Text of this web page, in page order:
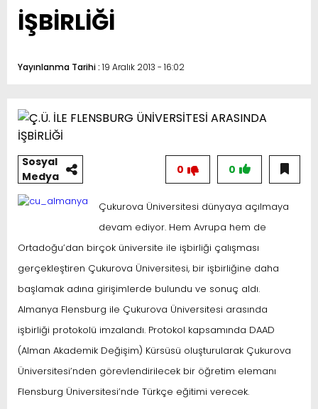
İŞBİRLİĞİ
Yayınlanma Tarihi : 19 Aralık 2013 - 16:02
Sosyal
Medya
0
0
Çukurova Üniversitesi dünyaya açılmaya
devam ediyor. Hem Avrupa hem de
Ortadoğu’dan birçok üniversite ile işbirliği çalışması
gerçekleştiren Çukurova Üniversitesi, bir işbirliğine daha
başlamak adına girişimlerde bulundu ve sonuç aldı.
Almanya Flensburg ile Çukurova Üniversitesi arasında
işbirliği protokolü imzalandı. Protokol kapsamında DAAD
(Alman Akademik Değişim) Kürsüsü oluşturularak Çukurova
Üniversitesi’nden görevlendirilecek bir öğretim elemanı
Flensburg Üniversitesi’nde Türkçe eğitimi verecek.